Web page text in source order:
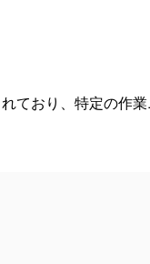
ており、特定の作